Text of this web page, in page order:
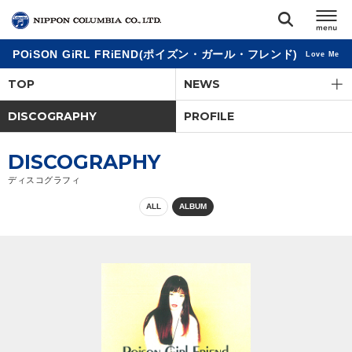
閉じる
TOP
アーティスト
POiSON GiRL FRiEND(ポイズン・ガール・フレンド) Love Me
TOP NEWS
DISCOGRAPHY PROFILE
DISCOGRAPHY
ディスコグラフィ
ALL ALBUM